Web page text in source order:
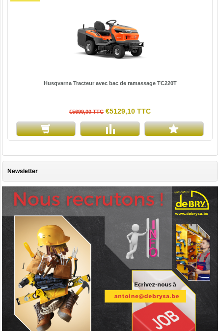
Husqvarna Tracteur avec bac de ramassage TC220T
€5699,00 TTC €5129,10 TTC
Newsletter